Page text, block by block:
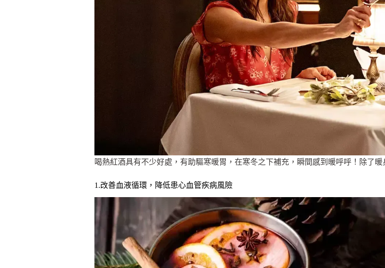
喝熱紅酒具有不少好處，有助驅寒暖胃，在寒冬之下補充，瞬間感到暖呼呼！除了暖
1.改善血液循環，降低患心血管疾病風險